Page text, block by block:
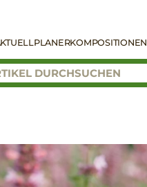
PLANERKOMPOSITIONEN